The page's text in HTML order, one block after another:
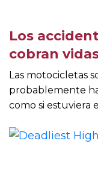
Los
cobran
Las motocicletas
probablemente
como si estuviera